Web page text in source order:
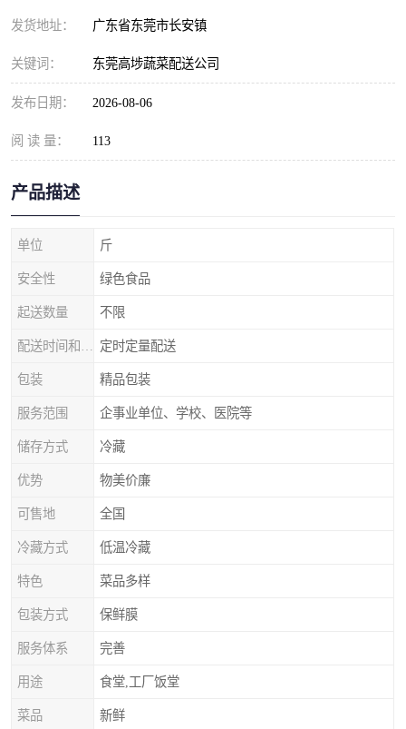
发货地址： 广东省东莞市长安镇
关键词： 东莞高埗蔬菜配送公司
发布日期： 2026-08-06
阅 读 量： 113
产品描述
单位 斤
安全性 绿色食品
起送数量 不限
定时定量配送
包装 精品包装
服务范围 企事业单位、学校、医院等
储存方式 冷藏
优势 物美价廉
可售地 全国
冷藏方式 低温冷藏
特色 菜品多样
包装方式 保鲜膜
服务体系 完善
用途 食堂,工厂饭堂
菜品 新鲜